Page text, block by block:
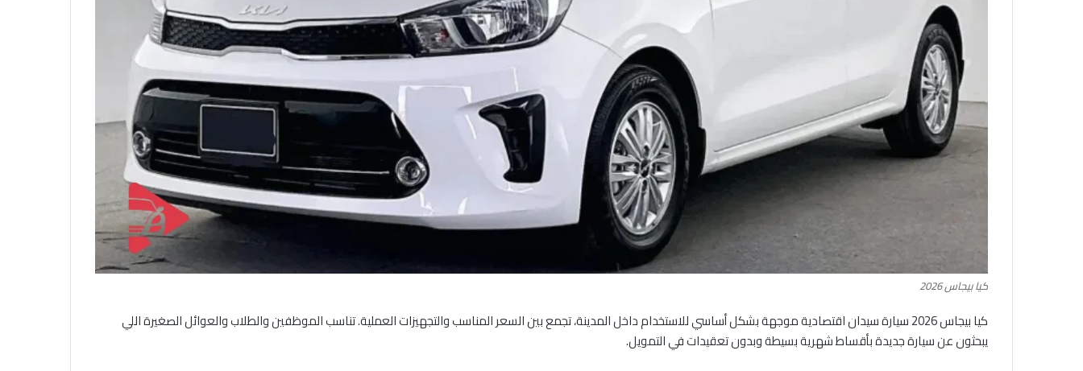
كيا بيجاس 2026
كيا بيجاس 2026 سيارة سيدان اقتصادية موجهة بشكل أساسي للاستخدام داخل المدينة، تجمع بين السعر المناسب والتجهيزات العملية. تناسب الموظفين والطلاب والعوائل الصغيرة اللي
يبحثون عن سيارة جديدة بأقساط شهرية بسيطة وبدون تعقيدات في التمويل.